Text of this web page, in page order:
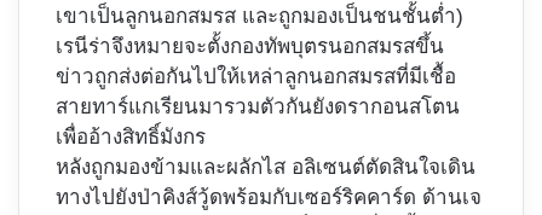
เขาเป็นลูกนอกสมรส และถูกมองเป็นชนชั้นต่ำ)
เรนีร่าจึงหมายจะตั้งกองทัพบุตรนอกสมรสขึ้น
ข่าวถูกส่งต่อกันไปให้เหล่าลูกนอกสมรสที่มีเชื้อ
สายทาร์แกเรียนมารวมตัวกันยังดรากอนสโตน
เพื่ออ้างสิทธิ์มังกร
หลังถูกมองข้ามและผลักไส อลิเซนต์ตัดสินใจเดิน
ทางไปยังป่าคิงส์วู้ดพร้อมกับเซอร์ริคคาร์ด ด้านเจ